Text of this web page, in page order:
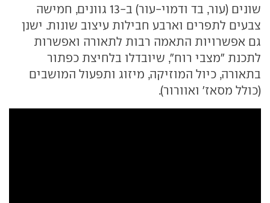
שונים (עור, בד ודמוי-עור) ב-13 גוונים, חמישה
צבעים לתפרים וארבע חבילות עיצוב שונות. ישנן
גם אפשרויות התאמה רבות לתאורה ואפשרות
לתכנת "מצבי רוח", שיובדלו בלחיצת כפתור
בתאורה, כיול המוזיקה, מיזוג ותפעול המושבים
(כולל מסאז' ואוורור).